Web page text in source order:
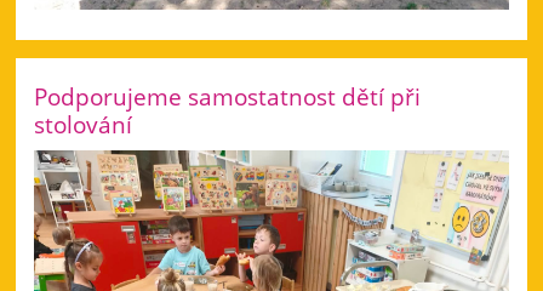
Podporujeme samostatnost dětí při
stolování